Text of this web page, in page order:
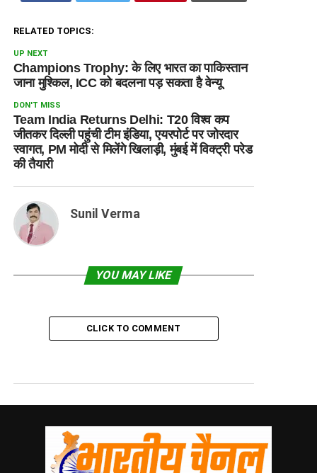
RELATED TOPICS:
UP NEXT
Champions Trophy: के लिए भारत का पाकिस्तान
जाना मुश्किल, ICC को बदलना पड़ सकता है वेन्यू
DON'T MISS
Team India Returns Delhi: T20 विश्व कप
जीतकर दिल्ली पहुंची टीम इंडिया, एयरपोर्ट पर जोरदार
स्वागत, PM मोदी से मिलेंगे खिलाड़ी, मुंबई में विक्ट्री परेड
की तैयारी
Sunil Verma
YOU MAY LIKE
CLICK TO COMMENT